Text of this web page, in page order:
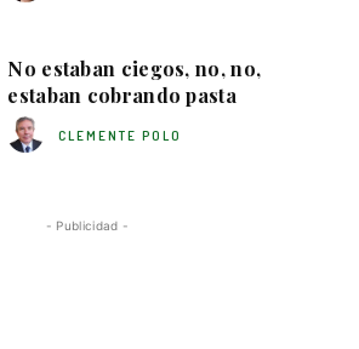
No estaban ciegos, no, no,
estaban cobrando pasta
CLEMENTE POLO
- Publicidad -